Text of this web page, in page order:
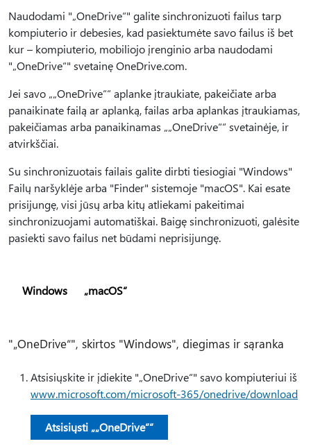
Naudodami "„OneDrive“" galite sinchronizuoti failus tarp
kompiuterio ir debesies, kad pasiektumėte savo failus iš bet
kur – kompiuterio, mobiliojo įrenginio arba naudodami
"„OneDrive“" svetainę OneDrive.com.
Jei savo „„OneDrive““ aplanke įtraukiate, pakeičiate arba
panaikinate failą ar aplanką, failas arba aplankas įtraukiamas,
pakeičiamas arba panaikinamas „„OneDrive““ svetainėje, ir
atvirkščiai.
Su sinchronizuotais failais galite dirbti tiesiogiai "Windows"
Failų naršyklėje arba "Finder" sistemoje "macOS". Kai esate
prisijungę, visi jūsų arba kitų atliekami pakeitimai
sinchronizuojami automatiškai. Baigę sinchronizuoti, galėsite
pasiekti savo failus net būdami neprisijungę.
Windows „macOS“
"„OneDrive“", skirtos "Windows", diegimas ir sąranka
Atsisiųskite ir įdiekite "„OneDrive“" savo kompiuteriui iš
www.microsoft.com/microsoft-365/onedrive/download
Atsisiųsti „„OneDrive““